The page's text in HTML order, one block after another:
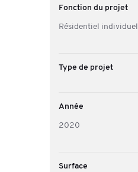
Fonction du projet
Résidentiel individuel
Type de projet
Année
2020
Surface